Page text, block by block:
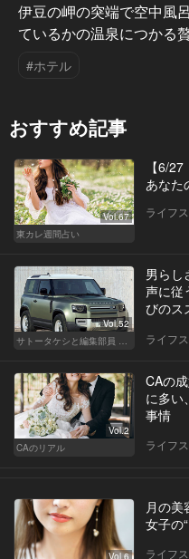
伊豆の岬の突端で空中風
ているかの温泉につかる
#ホテル
おすすめ記事
Vol.67
東カレ週間占い
【6/
あなた
ライフ
Vol.52
サトータケシと編集部員 船山の"CAR GENTSへの道"
男らし
声に従
びのス
ライフ
Vol.2
CAのリアル
CAの
に多い
事情
ライフ
月の美
女子の
ライフ